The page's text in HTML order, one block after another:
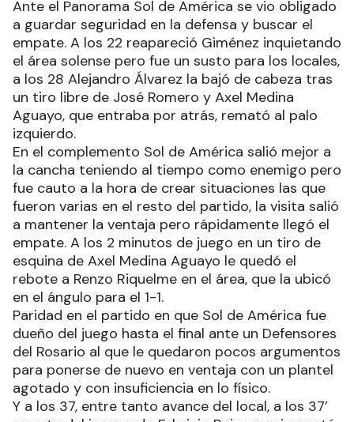
Ante el Panorama Sol de América se vio obligado
a guardar seguridad en la defensa y buscar el
empate. A los 22 reapareció Giménez inquietando
el área solense pero fue un susto para los locales,
a los 28 Alejandro Álvarez la bajó de cabeza tras
un tiro libre de José Romero y Axel Medina
Aguayo, que entraba por atrás, remató al palo
izquierdo.
En el complemento Sol de América salió mejor a
la cancha teniendo al tiempo como enemigo pero
fue cauto a la hora de crear situaciones las que
fueron varias en el resto del partido, la visita salió
a mantener la ventaja pero rápidamente llegó el
empate. A los 2 minutos de juego en un tiro de
esquina de Axel Medina Aguayo le quedó el
rebote a Renzo Riquelme en el área, que la ubicó
en el ángulo para el 1-1.
Paridad en el partido en que Sol de América fue
dueño del juego hasta el final ante un Defensores
del Rosario al que le quedaron pocos argumentos
para ponerse de nuevo en ventaja con un plantel
agotado y con insuficiencia en lo físico.
Y a los 37, entre tanto avance del local, a los 37’